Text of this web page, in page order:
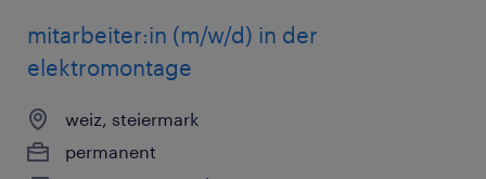
mitarbeiter:in (m/w/d) in der
elektromontage
weiz, steiermark
permanent